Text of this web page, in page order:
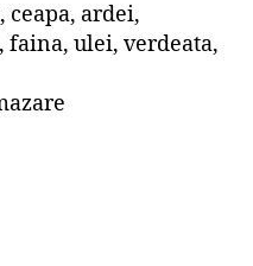
ceapa, ardei,
faina, ulei, verdeata,